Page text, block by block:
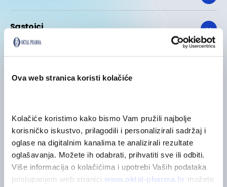
Ova web stranica koristi kolačiće
Kolačiće koristimo kako bismo Vam pružili najbolje
korisničko iskustvo, prilagodili i personalizirali sadržaj i
oglase na digitalnim kanalima te analizirali rezultate
oglašavanja. Možete ih odabrati, prihvatiti sve ili odbiti.
Više informacija o kolačićima i upotrebi Vaših podataka
pristupanjem web stranici www.oktal-pharma.hr možete
Sastojci
Možda će vas zanimati
POGLEDAJTE SVE